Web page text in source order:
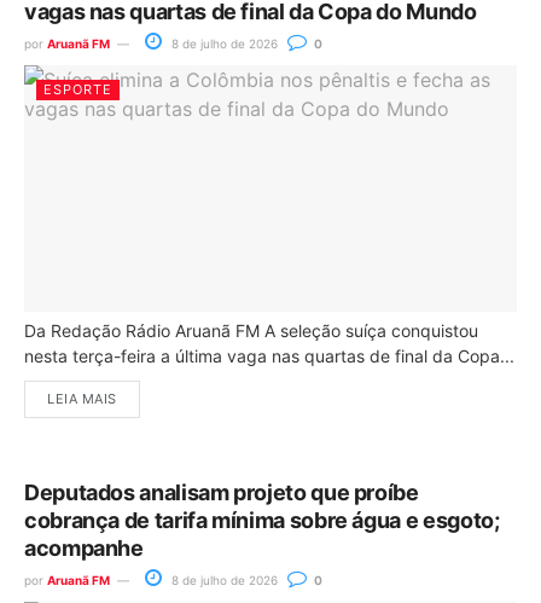
vagas nas quartas de final da Copa do Mundo
por Aruanã FM 8 de julho de 2026 0
ESPORTE
Da Redação Rádio Aruanã FM A seleção suíça conquistou
nesta terça-feira a última vaga nas quartas de final da Copa...
LEIA MAIS
Deputados analisam projeto que proíbe
cobrança de tarifa mínima sobre água e esgoto;
acompanhe
por Aruanã FM 8 de julho de 2026 0